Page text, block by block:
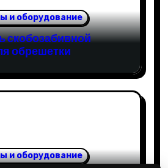
и оборудование
скобозабивной
обрешетки
и оборудование